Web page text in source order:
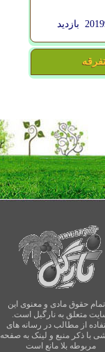
بازدید
حقوق مادی و معنوی این
متعلق به نارگیل است.
از مطالب در رسانه های
با ذکر منبع و لینک به صفحه
مربوطه بلا مانع است